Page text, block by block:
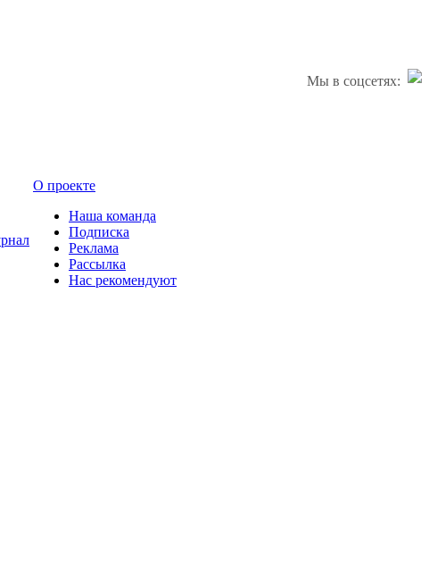
Мы в соцсетях:
О проекте
Наша команда
Подписка
Реклама
Рассылка
Нас рекомендуют